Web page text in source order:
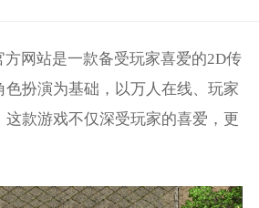
方网站是一款备受玩家喜爱的2D传
色扮演为基础，以万人在线、玩家
这款游戏不仅深受玩家的喜爱，更